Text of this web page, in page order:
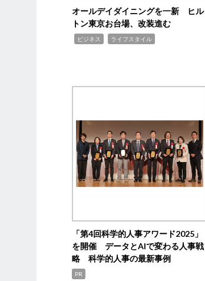
オールデイダイニングを一新 ヒル
トン東京お台場、改装進む
ビジネス ライフスタイル
「第4回科学的人事アワード2025」
を開催 データとAIで変わる人事戦
略 科学的人事の最新事例
PR